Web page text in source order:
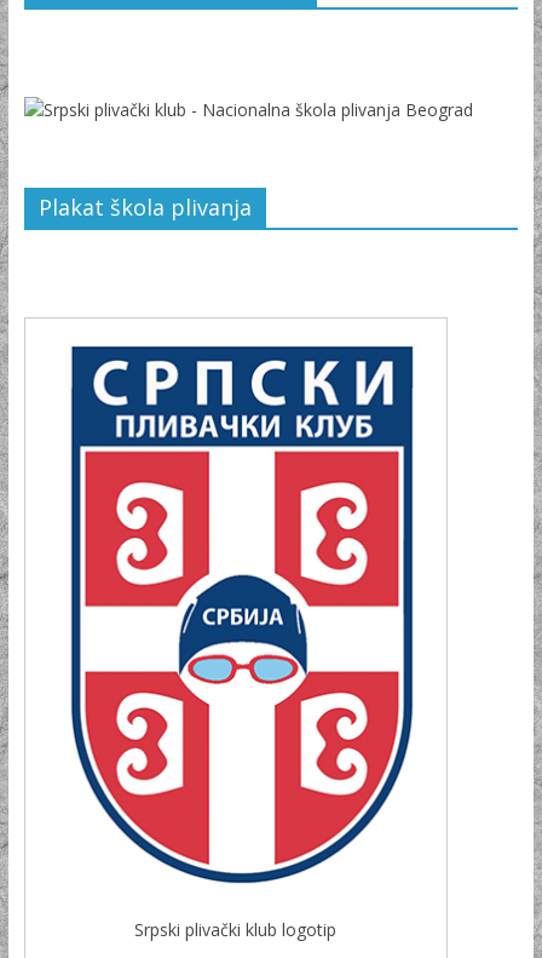
Plakat škola plivanja
Srpski plivački klub logotip